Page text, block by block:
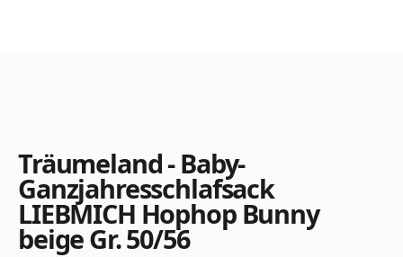
Träumeland - Baby-
Ganzjahresschlafsack
LIEBMICH Hophop Bunny
beige Gr. 50/56